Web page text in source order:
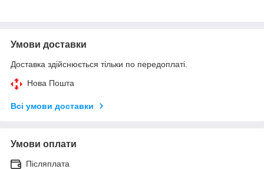
Умови доставки
Доставка здійснюється тільки по передоплаті.
Нова Пошта
Всі умови доставки
Умови оплати
Післяплата